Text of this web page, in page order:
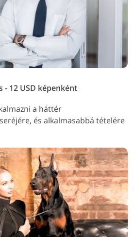
- 12 USD képenként
a háttér
és alkalmasabbá tételére